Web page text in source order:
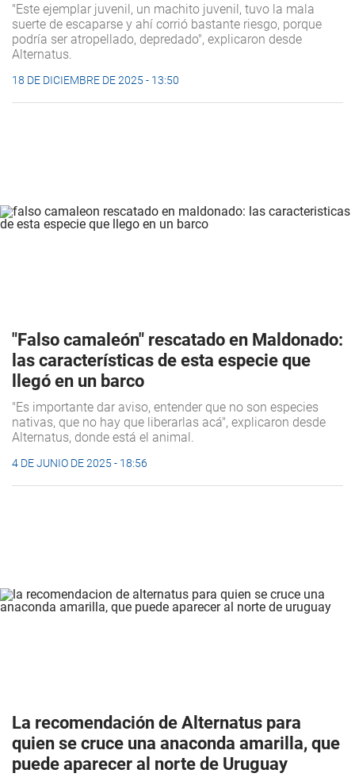
"Este ejemplar juvenil, un machito juvenil, tuvo la mala
suerte de escaparse y ahí corrió bastante riesgo, porque
podría ser atropellado, depredado", explicaron desde
Alternatus.
18 DE DICIEMBRE DE 2025 - 13:50
"Falso camaleón" rescatado en Maldonado:
las características de esta especie que
llegó en un barco
"Es importante dar aviso, entender que no son especies
nativas, que no hay que liberarlas acá", explicaron desde
Alternatus, donde está el animal.
4 DE JUNIO DE 2025 - 18:56
La recomendación de Alternatus para
quien se cruce una anaconda amarilla, que
puede aparecer al norte de Uruguay